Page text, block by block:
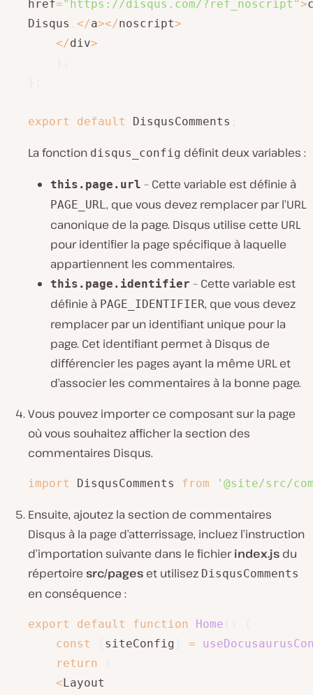
href="https://disqus.com/?ref_noscript">
Disqus
</a></noscript>
</div>
export default DisqusComments
La fonction disqus_config définit deux variables :
this.page.url – Cette variable est définie à
PAGE_URL, que vous devez remplacer par l’URL
canonique de la page. Disqus utilise cette URL
pour identifier la page spécifique à laquelle
appartiennent les commentaires.
this.page.identifier – Cette variable est
définie à PAGE_IDENTIFIER, que vous devez
remplacer par un identifiant unique pour la
page. Cet identifiant permet à Disqus de
différencier les pages ayant la même URL et
d’associer les commentaires à la bonne page.
Vous pouvez importer ce composant sur la page
où vous souhaitez afficher la section des
commentaires Disqus.
import DisqusComments from '@site/src/
Ensuite, ajoutez la section de commentaires
Disqus à la page d’atterrissage, incluez l’instruction
d’importation suivante dans le fichierindex.js du
répertoire src/pages et utilisez DisqusComments
en conséquence :
export default function Home
const
siteConfig =
return
<Layout